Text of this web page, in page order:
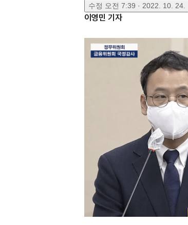
수정 오전 7:39 · 2022. 10. 24.
이영민 기자